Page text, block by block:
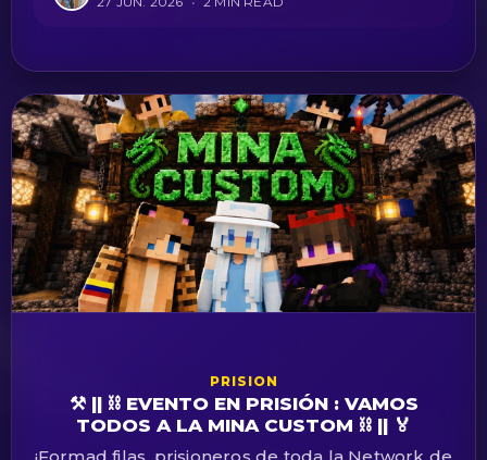
PRISION
⚒️ || ⛓️ EVENTO EN PRISIÓN : VAMOS
TODOS A LA MINA CUSTOM ⛓️ || 🏅